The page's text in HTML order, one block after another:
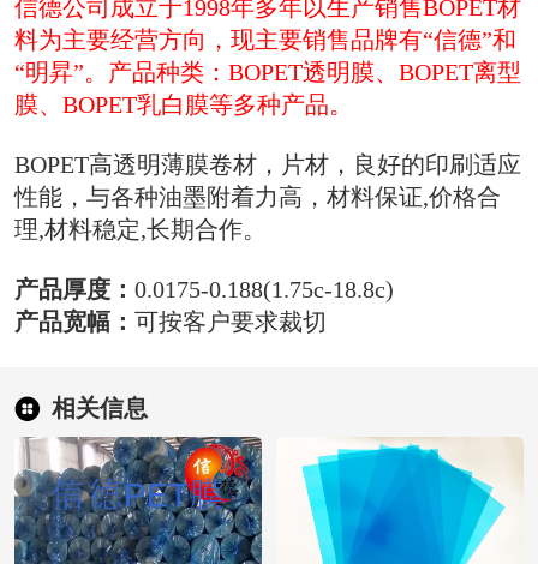
信德公司成立于1998年多年以生产销售BOPET材
料为主要经营方向，现主要销售品牌有“信德”和
“明昇”。产品种类：BOPET透明膜、BOPET离型
膜、BOPET乳白膜等多种产品。
BOPET高透明薄膜卷材，片材，良好的印刷适应
性能，与各种油墨附着力高，材料保证,价格合
理,材料稳定,长期合作。
产品厚度： 0.0175-0.188(1.75c-18.8c)
产品宽幅： 可按客户要求裁切
相关信息